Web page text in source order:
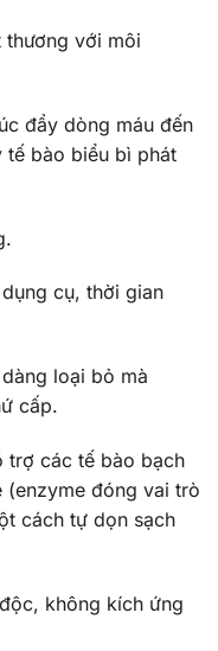
với môi
đẩy dòng máu đến
tế bào biểu bì phát
cụ, thời gian
loại bỏ mà
cấp.
trợ các tế bào bạch
(enzyme đóng vai trò
cách tự dọn sạch
không kích ứng